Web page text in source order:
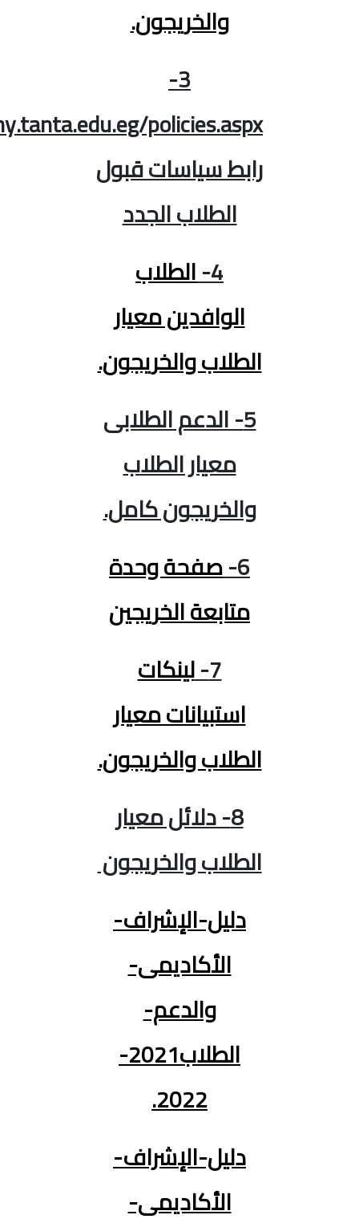
والخريجون.
https://phy.tanta.edu.eg/policies.aspx
رابط سياسات قبول
الطلاب الجدد
الوافدين معيار
الطلاب والخريجون.
5- الدعم الطلابى
معيار الطلاب
والخريجون كامل.
صفحة وحدة
متابعة الخريجين
استبيانات معيار
الطلاب والخريجون.
8- دلائل معيار
الطلاب والخريجون
دليل-الإشراف-
الأكاديمى-
الطلاب2021-
دليل-الإشراف-
الأكاديمى-